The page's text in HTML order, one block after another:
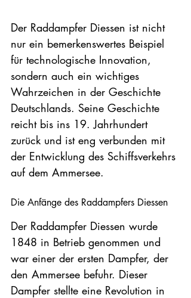
Der Raddampfer Diessen ist nicht
nur ein bemerkenswertes Beispiel
für technologische Innovation,
sondern auch ein wichtiges
Wahrzeichen in der Geschichte
Deutschlands. Seine Geschichte
reicht bis ins 19. Jahrhundert
zurück und ist eng verbunden mit
der Entwicklung des Schiffsverkehrs
auf dem Ammersee.
Die Anfänge des Raddampfers Diessen
Der Raddampfer Diessen wurde
1848 in Betrieb genommen und
war einer der ersten Dampfer, der
den Ammersee befuhr. Dieser
Dampfer stellte eine Revolution in